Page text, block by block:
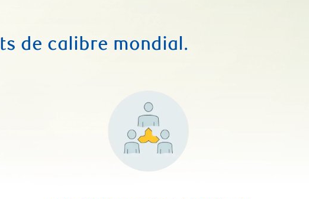
de calibre mondial.